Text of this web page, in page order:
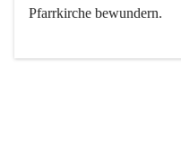
Pfarrkirche bewundern.
Der Weinbau dominert